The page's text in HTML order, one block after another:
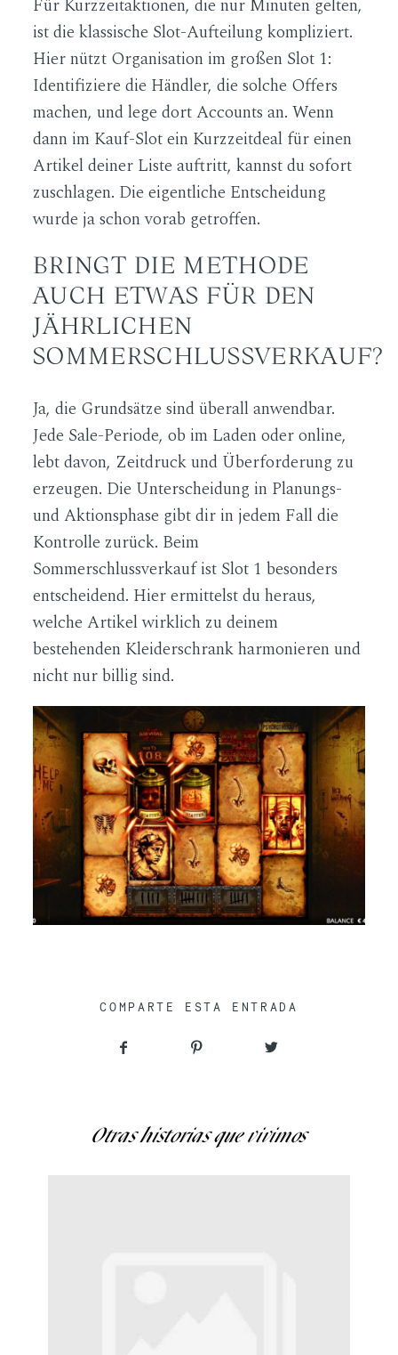
Für Kurzzeitaktionen, die nur Minuten gelten,
ist die klassische Slot-Aufteilung kompliziert.
Hier nützt Organisation im großen Slot 1:
Identifiziere die Händler, die solche Offers
machen, und lege dort Accounts an. Wenn
dann im Kauf-Slot ein Kurzzeitdeal für einen
Artikel deiner Liste auftritt, kannst du sofort
zuschlagen. Die eigentliche Entscheidung
wurde ja schon vorab getroffen.
BRINGT DIE METHODE
AUCH ETWAS FÜR DEN
JÄHRLICHEN
SOMMERSCHLUSSVERKAUF?
Ja, die Grundsätze sind überall anwendbar.
Jede Sale-Periode, ob im Laden oder online,
lebt davon, Zeitdruck und Überforderung zu
erzeugen. Die Unterscheidung in Planungs-
und Aktionsphase gibt dir in jedem Fall die
Kontrolle zurück. Beim
Sommerschlussverkauf ist Slot 1 besonders
entscheidend. Hier ermittelst du heraus,
welche Artikel wirklich zu deinem
bestehenden Kleiderschrank harmonieren und
nicht nur billig sind.
COMPARTE ESTA ENTRADA
Otras historias que vivimos